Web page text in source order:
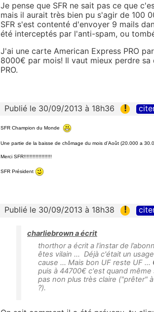
Je pense que SFR ne sait pas ce que
mais il aurait très bien pu s'agir de 100
SFR s'est contenté d'envoyer 9 mails
été interceptés par l'anti-spam, ou
J'ai une carte American Express PRO
8000€ par mois! Il vaut mieux perdre sa
PRO.
Publié le 30/09/2013 à 18h36 !
SFR Champion du Monde
Une partie de la baisse de chômage du mois d’Août (20.000 a
Merci SFR!!!!!!!!!!!!!!!!!!!
SFR Président
Publié le 30/09/2013 à 18h38 !
charliebrown a écrit
thorthor a écrit a l’instar de
êtes vilain ... Déjà c'était un
cause ... Mais bon UF reste UF ...
puis à 44700€ c'est quand
pas non plus très claire ("prêter"
?).